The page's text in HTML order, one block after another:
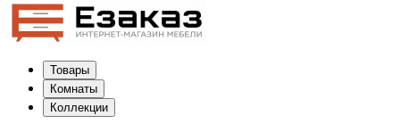
Товары
Комнаты
Коллекции